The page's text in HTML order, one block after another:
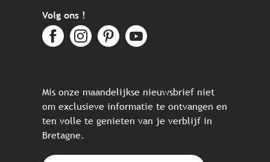
Volg ons !
Mis onze maandelijkse nieuwsbrief niet
om exclusieve informatie te ontvangen en
ten volle te genieten van je verblijf in
Bretagne.